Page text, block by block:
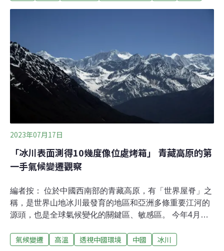
首度「曝光」：意料之外的豐富生態遼闊冰棚底下是什麼
樣的世界？過去人們所知並不多。2021年，英國研究團隊
第一次報告菲爾希納-龍尼冰棚（Filchner-Ronne）下的海
洋生態。這次趕往喬治六世冰棚的施密特海洋研究所
（Schmidt Ocean Institute）則首度應用了水下無人載具
ROV。冰棚崩裂而新形成的冰山名為A-84，面積達510平
2023年07月17日
「冰川表面測得10幾度像位處烤箱」 青藏高原的第
一手氣候變遷觀察
編者按： 位於中國西南部的青藏高原，有「世界屋脊」之
稱，是世界山地冰川最發育的地區和亞洲多條重要江河的
源頭，也是全球氣候變化的關鍵區、敏感區。 今年4月，
施。 其中提到「加強青藏高原氣候變化、生物多樣性、生
氣候變遷 高溫 透視中國環境 中國 冰川